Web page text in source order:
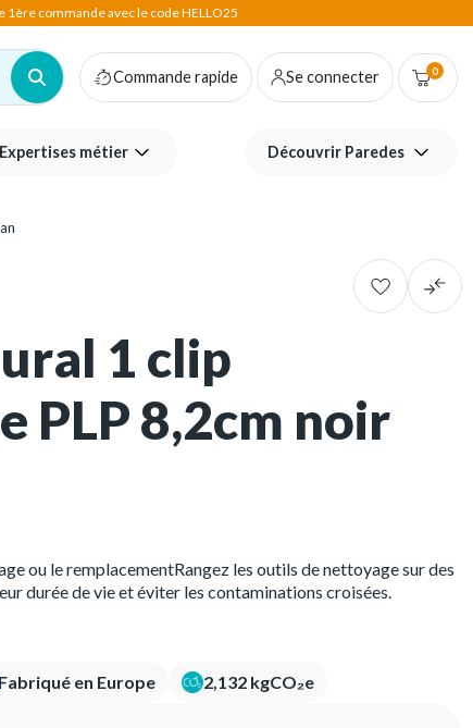
commande avec le code HELLO25
Commande rapide Se connecter 0
Expertises métier Découvrir Paredes
1 clip
PLP 8,2cm noir
ou le remplacementRangez les outils de nettoyage sur des
durée de vie et éviter les contaminations croisées.
Fabriqué en Europe 2,132 kgCO₂e